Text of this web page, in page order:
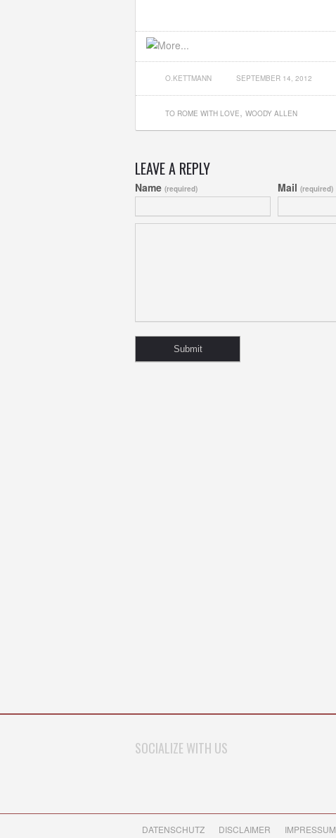
O.KETTMANN SEPTEMBER 14, 2012
TO ROME WITH LOVE, WOODY ALLEN
LEAVE A REPLY
Name (required) Mail (required)
SOCIALIZE WITH US
DATENSCHUTZ DISCLAIMER IMPRESSUM